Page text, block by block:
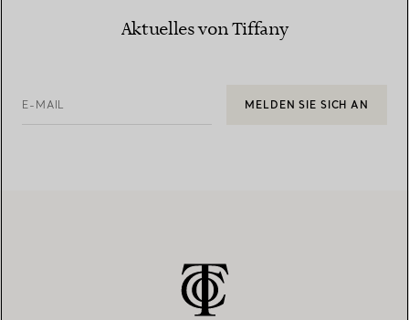
Aktuelles von Tiffany
E-MAIL MELDEN SIE SICH AN